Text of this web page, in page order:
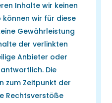
Inhalte wir keinen
können wir für diese
Gewährleistung
der verlinkten
Anbieter oder
Die
zum Zeitpunkt der
Rechtsverstöße